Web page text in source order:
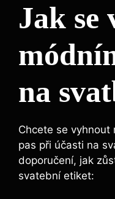
Jak se
na
Chcete se
pas při účasti na
doporučení, jak
svatební etiket: